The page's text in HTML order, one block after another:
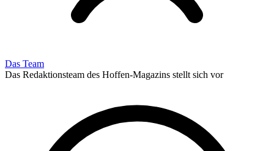
Das Team
Das Redaktionsteam des Hoffen-Magazins stellt sich vor